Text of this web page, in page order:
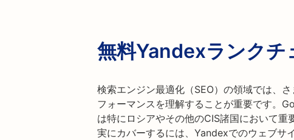
無料Yandexランクチ
検索エンジン最適化（SEO）の領域では、
フォーマンスを理解することが重要です。
は特にロシアやその他のCIS諸国において
実にカバーするには、Yandexでのウェブサ